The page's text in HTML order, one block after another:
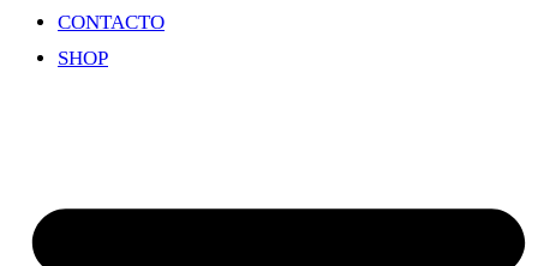
CONTACTO
SHOP